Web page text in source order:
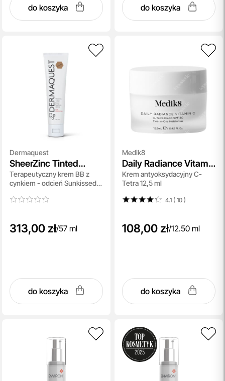
do koszyka do koszyka
Dermaquest
SheerZinc Tinted
Broad Spectrum SPF
30
Terapeutyczny krem BB z
cynkiem - odcień Sunkissed
313,00 zł/57 ml
do koszyka
Medik8
Daily Radiance Vitamin
C SPF 30
Krem antyoksydacyjny C-
Tetra 12,5 ml
4.1 ( 10)
108,00 zł/12.50 ml
do koszyka